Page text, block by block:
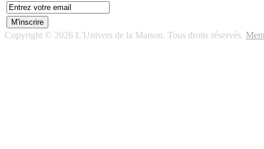
Copyright © 2026 L'Univers de la Maison. Tous droits réservés.